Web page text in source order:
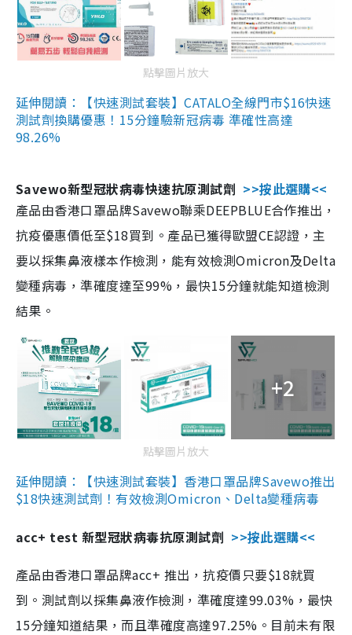
點擊圖片放大
延伸閱讀：【快速測試套裝】CATALO全線門市$16快速
測試劑換購優惠！15分鐘驗新冠病毒 準確性高達
98.26%
Savewo新型冠狀病毒快速抗原測試劑 >>按此選購<<
產品由香港口罩品牌Savewo聯乘DEEPBLUE合作推出，
抗疫優惠價低至$18買到。產品已獲得歐盟CE認證，主
要以採集鼻液樣本作檢測，能有效檢測Omicron及Delta
變種病毒，準確度達至99%，最快15分鐘就能知道檢測
結果。
+2
點擊圖片放大
延伸閱讀：【快速測試套裝】香港口罩品牌Savewo推出
$18快速測試劑！有效檢測Omicron、Delta變種病毒
acc+ test 新型冠狀病毒抗原測試劑 >>按此選購<<
產品由香港口罩品牌acc+ 推出，抗疫價只要$18就買
到。測試劑以採集鼻液作檢測，準確度達99.03%，最快
15分鐘知道結果，而且準確度高達97.25%。目前未有限